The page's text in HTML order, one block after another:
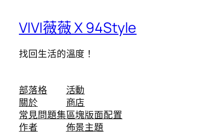
VIVI薇薇 X 94Style
找回生活的溫度！
部落格
關於
常見問題集
作者
活動
商店
區塊版面配置
佈景主題